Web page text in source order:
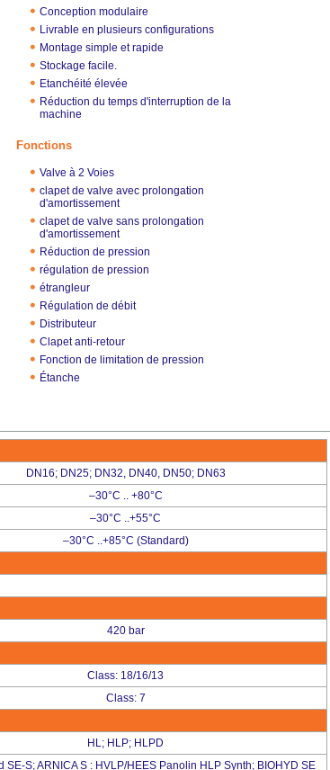
Conception modulaire
Livrable en plusieurs configurations
Montage simple et rapide
Stockage facile.
Etanchéité élevée
Réduction du temps d'interruption de la
machine
Fonctions
Valve à 2 Voies
clapet de valve avec prolongation
d'amortissement
clapet de valve sans prolongation
d'amortissement
Réduction de pression
régulation de pression
étrangleur
Régulation de débit
Distributeur
Clapet anti-retour
Fonction de limitation de pression
Étanche
DN16; DN25; DN32, DN40, DN50; DN63
–30°C .. +80°C
–30°C ..+55°C
–30°C ..+85°C (Standard)
420 bar
Class: 18/16/13
Class: 7
HL; HLP; HLPD
SE-S; ARNICA S : HVLP/HEES Panolin HLP Synth; BIOHYD SE